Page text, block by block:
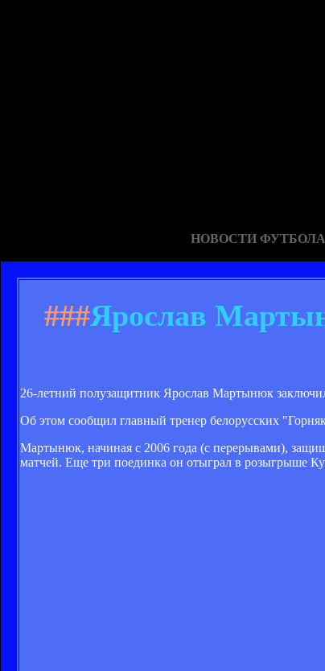
НОВОСТИ ФУТБОЛА
###Ярослав
26-летний полузащитник Ярослав Мартынюк
Об этом сообщил главный тренер белорусских
Мартынюк, начиная с 2006 года (с перерывами),
матчей. Еще три поединка он отыграл в розыгрыше